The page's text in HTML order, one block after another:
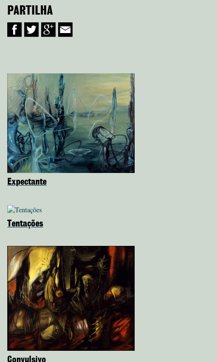
PARTILHA
Expectante
Tentações
Convulsivo